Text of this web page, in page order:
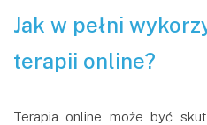
Jak w pełni
terapii online?
Terapia online może być